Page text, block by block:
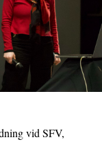
vid SFV,